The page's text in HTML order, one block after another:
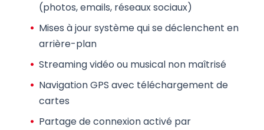
(photos, emails, réseaux sociaux)
Mises à jour systèmequi se déclenchent en
arrière-plan
Streaming vidéo ou musical non maîtrisé
Navigation GPS avec téléchargement de
cartes
Partage de connexionactivé par